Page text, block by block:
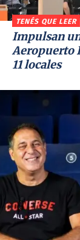
TENÉS QUE LEER
Impulsan
Aeropuerto
11 locales